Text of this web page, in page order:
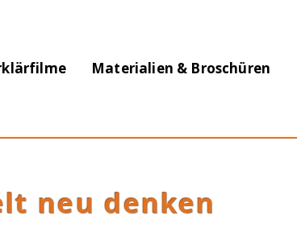
Materialien & Broschüren
neu denken